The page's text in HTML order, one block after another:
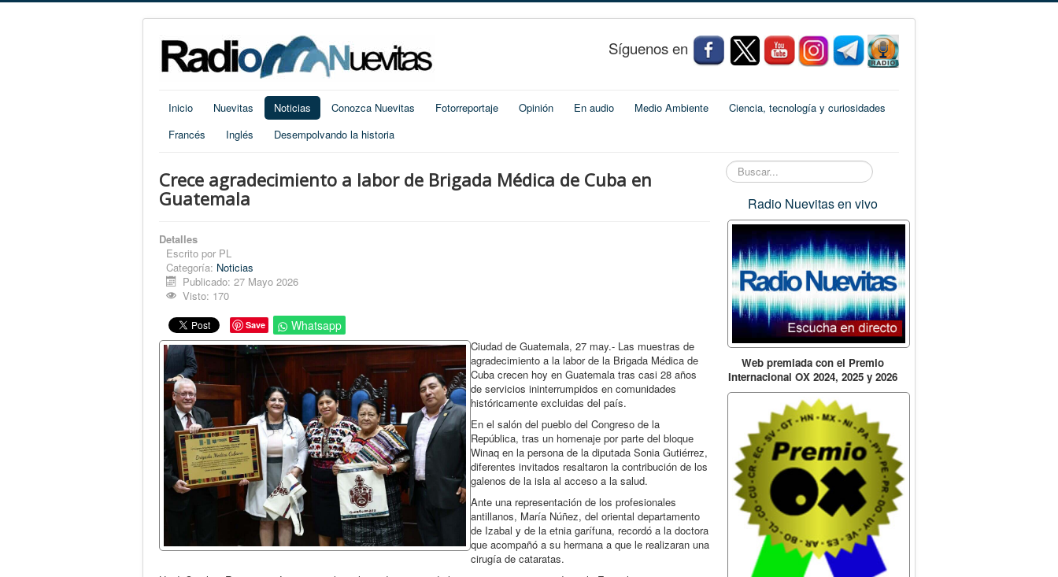
Síguenos en
Inicio Nuevitas Noticias Conozca Nuevitas Fotorreportaje Opinión En audio Medio Ambiente
Ciencia, tecnología y curiosidades
Francés
Inglés Desempolvando la historia
Crece agradecimiento a labor de Brigada Médica de Cuba en
Guatemala
Detalles
Escrito por PL
Categoría: Noticias
Publicado: 27 Mayo 2026
Visto: 170
Save Whatsapp
Ciudad de Guatemala, 27 may.- Las muestras de
agradecimiento a la labor de la Brigada Médica de
Cuba crecen hoy en Guatemala tras casi 28 años
de servicios ininterrumpidos en comunidades
históricamente excluidas del país.
En el salón del pueblo del Congreso de la
República, tras un homenaje por parte del bloque
Winaq en la persona de la diputada Sonia Gutiérrez,
diferentes invitados resaltaron la contribución de los
galenos de la isla al acceso a la salud.
Ante una representación de los profesionales
antillanos, María Núñez, del oriental departamento
de Izabal y de la etnia garífuna, recordó a la doctora
que acompañó a su hermana a que le realizaran una
cirugía de cataratas.
Buscar...
Radio Nuevitas en vivo
Web premiada con el Premio
Internacional OX 2024, 2025 y 2026